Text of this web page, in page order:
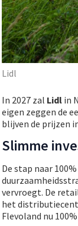
Lidl
In 2027 zal Lidl in
eigen zeggen de
blijven de prijzen
Slimme
De stap naar
vervroegt. De
het
Flevoland nu